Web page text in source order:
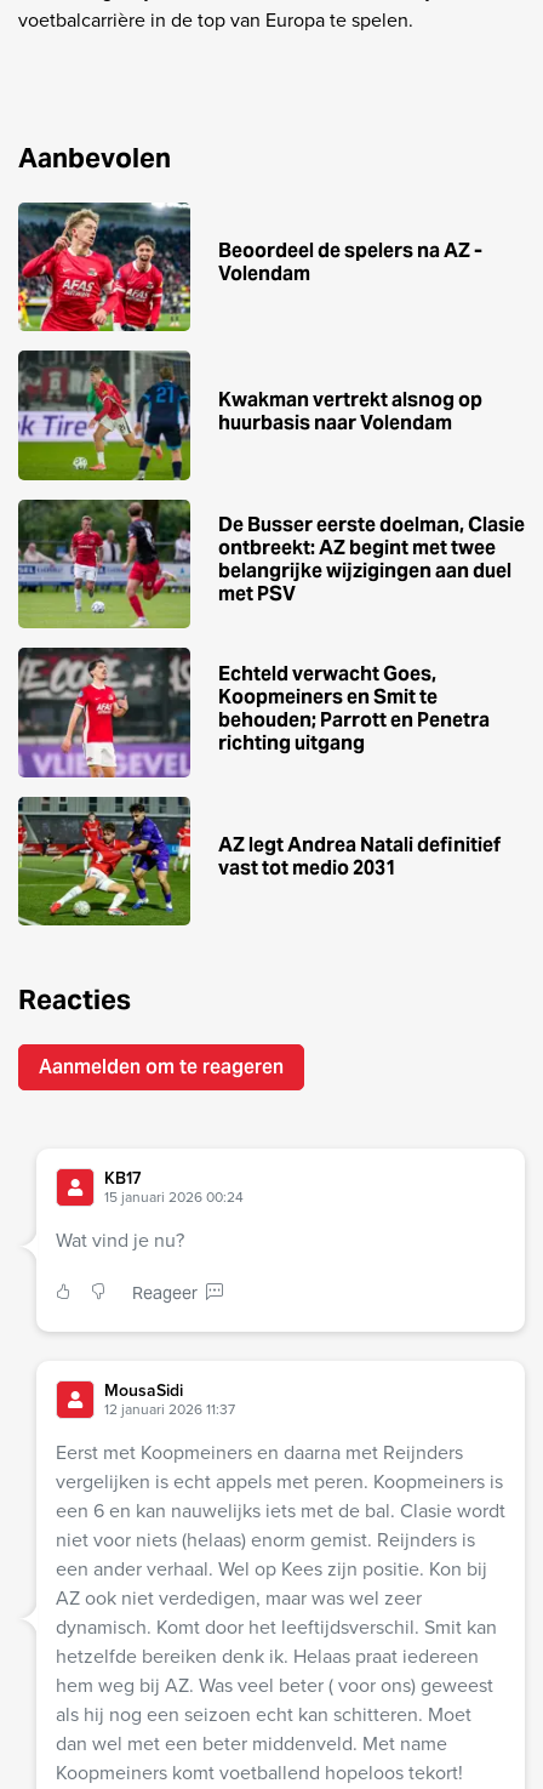
voetbalcarrière in de top van Europa te spelen.
Aanbevolen
Beoordeel de spelers na AZ -
Volendam
Kwakman vertrekt alsnog op
huurbasis naar Volendam
De Busser eerste doelman, Clasie
ontbreekt: AZ begint met twee
belangrijke wijzigingen aan duel
met PSV
Echteld verwacht Goes,
Koopmeiners en Smit te
behouden; Parrott en Penetra
richting uitgang
AZ legt Andrea Natali definitief
vast tot medio 2031
Reacties
Aanmelden om te reageren
KB17
15 januari 2026 00:24
Wat vind je nu?
Reageer
MousaSidi
12 januari 2026 11:37
Eerst met Koopmeiners en daarna met Reijnders
vergelijken is echt appels met peren. Koopmeiners is
een 6 en kan nauwelijks iets met de bal. Clasie wordt
niet voor niets (helaas) enorm gemist. Reijnders is
een ander verhaal. Wel op Kees zijn positie. Kon bij
AZ ook niet verdedigen, maar was wel zeer
dynamisch. Komt door het leeftijdsverschil. Smit kan
hetzelfde bereiken denk ik. Helaas praat iedereen
hem weg bij AZ. Was veel beter ( voor ons) geweest
als hij nog een seizoen echt kan schitteren. Moet
dan wel met een beter middenveld. Met name
Koopmeiners komt voetballend hopeloos tekort!